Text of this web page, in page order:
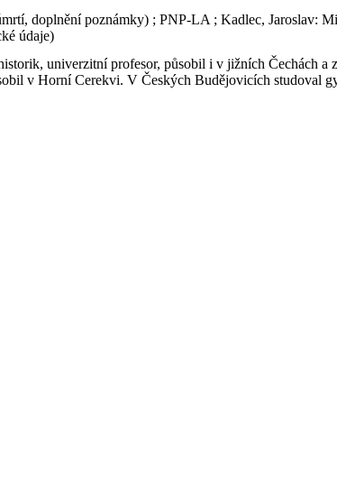
doplnění poznámky) ; PNP-LA ; Kadlec, Jaroslav:
údaje)
univerzitní profesor, působil i v jižních Čechách a
v Horní Cerekvi. V Českých Budějovicích studoval